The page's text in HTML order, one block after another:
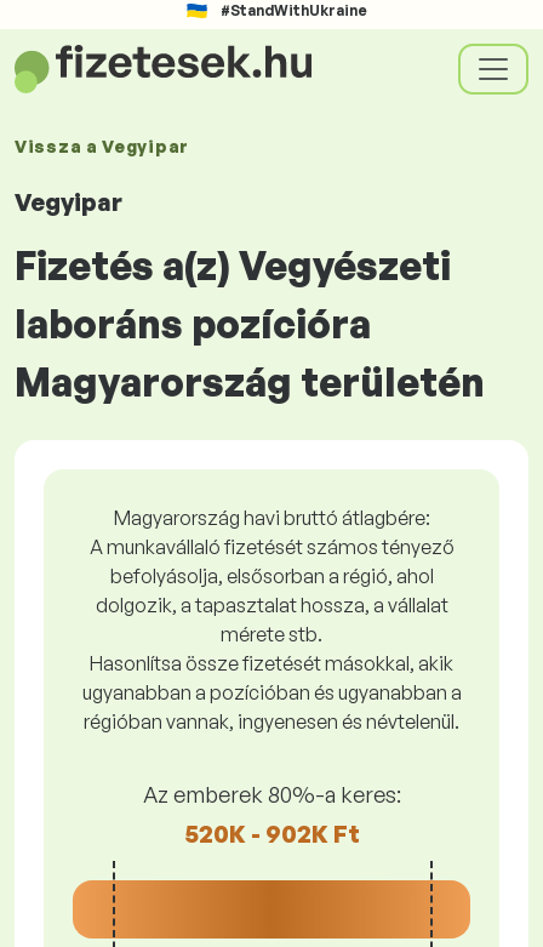
#StandWithUkraine
Vissza aVegyipar
Vegyipar
Fizetés a(z) Vegyészeti
laboráns pozícióra
Magyarország területén
Magyarország havi bruttó átlagbére:
A munkavállaló fizetését számos tényező
befolyásolja, elsősorban a régió, ahol
dolgozik, a tapasztalat hossza, a vállalat
mérete stb.
Hasonlítsa össze fizetését másokkal, akik
ugyanabban a pozícióban és ugyanabban a
régióban vannak, ingyenesen és névtelenül.
Az emberek 80%-a keres:
520K - 902K Ft